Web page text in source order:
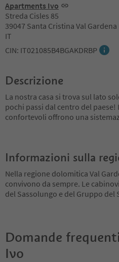
Apartments Ivo
Streda Cisles 85
39047 Santa Cristina Val Gardena
IT
CIN: IT021085B4BGAKDRBP
Descrizione
La nostra casa si trova sul lato
pochi passi dal centro del
confortevoli offrono una
Informazioni sulla
Nella regione dolomitica Val
convivono da sempre. Le
del Sassolungo e del Gruppo del
Domande
Ivo